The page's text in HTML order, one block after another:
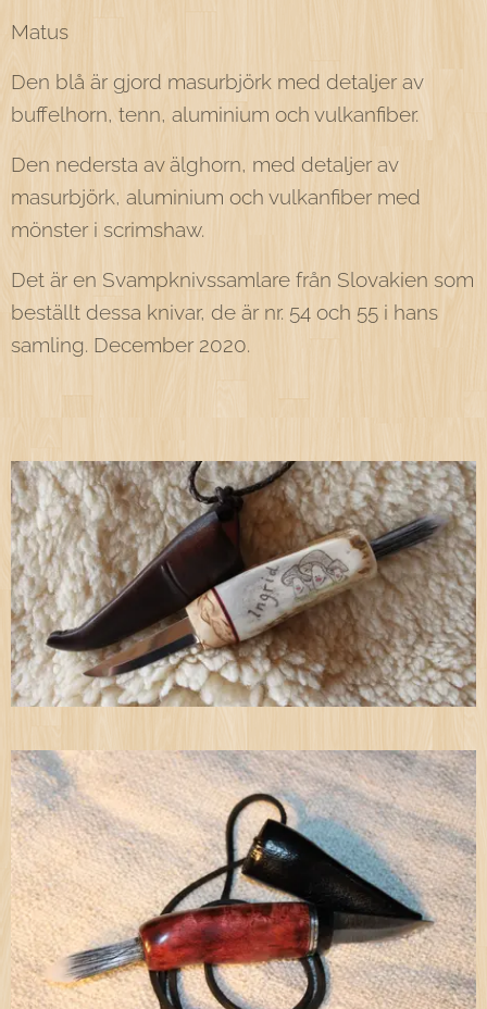
Matus
Den blå är gjord masurbjörk med detaljer av
buffelhorn, tenn, aluminium och vulkanfiber.
Den nedersta av älghorn, med detaljer av
masurbjörk, aluminium och vulkanfiber med
mönster i scrimshaw.
Det är en Svampknivssamlare från Slovakien som
beställt dessa knivar, de är nr. 54 och 55 i hans
samling. December 2020.